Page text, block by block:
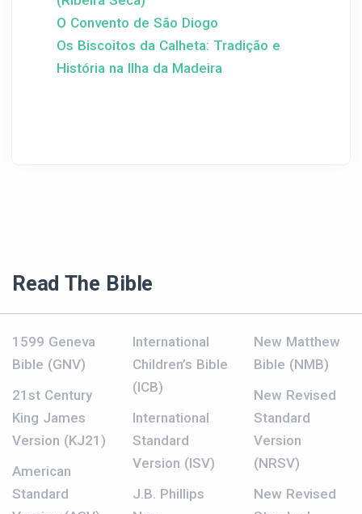
O Convento de São Diogo
Os Biscoitos da Calheta: Tradição e
História na Ilha da Madeira
Read The Bible
1599 Geneva
Bible (GNV)
21st Century
King James
Version (KJ21)
American
Standard
International
Children’s Bible
(ICB)
International
Standard
Version (ISV)
J.B. Phillips
New Matthew
Bible (NMB)
New Revised
Standard
Version
(NRSV)
New Revised